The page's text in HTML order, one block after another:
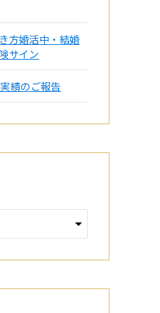
方婚活中・結婚
サイン
績のご報告